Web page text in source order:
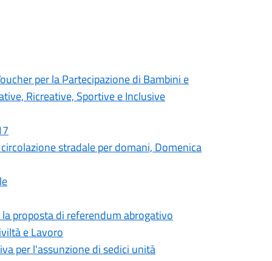
per la Partecipazione di Bambini e
Ricreative, Sportive e Inclusive
stradale per domani, Domenica
proposta di referendum abrogativo
e Lavoro
per l'assunzione di sedici unità